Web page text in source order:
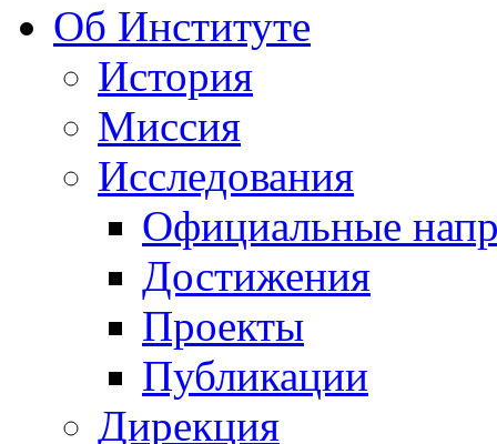
Об Институте
История
Миссия
Исследования
Официальные
Достижения
Проекты
Публикации
Дирекция